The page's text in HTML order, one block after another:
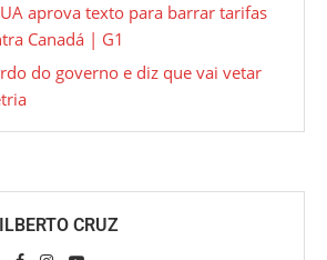
aprova texto para barrar tarifas
Canadá | G1
do governo e diz que vai vetar
CRUZ